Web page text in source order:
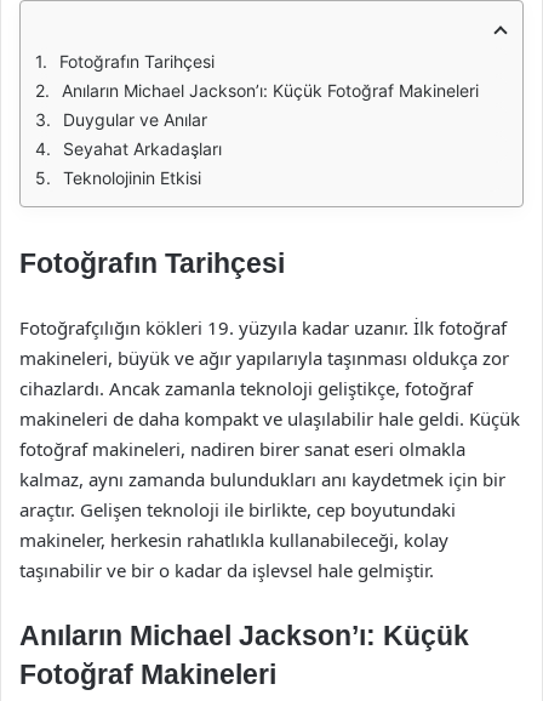
Fotoğrafın Tarihçesi
Anıların Michael Jackson’ı: Küçük Fotoğraf Makineleri
Duygular ve Anılar
Seyahat Arkadaşları
Teknolojinin Etkisi
Fotoğrafın Tarihçesi
Fotoğrafçılığın kökleri 19. yüzyıla kadar uzanır. İlk fotoğraf
makineleri, büyük ve ağır yapılarıyla taşınması oldukça zor
cihazlardı. Ancak zamanla teknoloji geliştikçe, fotoğraf
makineleri de daha kompakt ve ulaşılabilir hale geldi. Küçük
fotoğraf makineleri, nadiren birer sanat eseri olmakla
kalmaz, aynı zamanda bulundukları anı kaydetmek için bir
araçtır. Gelişen teknoloji ile birlikte, cep boyutundaki
makineler, herkesin rahatlıkla kullanabileceği, kolay
taşınabilir ve bir o kadar da işlevsel hale gelmiştir.
Anıların Michael Jackson’ı: Küçük
Fotoğraf Makineleri